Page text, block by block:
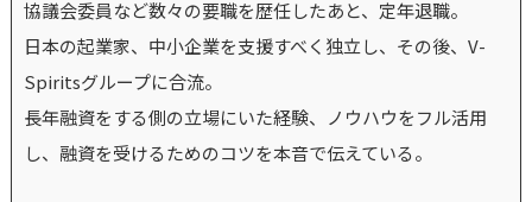
協議会委員など数々の要職を歴任したあと、定年退職。
日本の起業家、中小企業を支援すべく独立し、その後、V-
Spiritsグループに合流。
長年融資をする側の立場にいた経験、ノウハウをフル活用
し、融資を受けるためのコツを本音で伝えている。